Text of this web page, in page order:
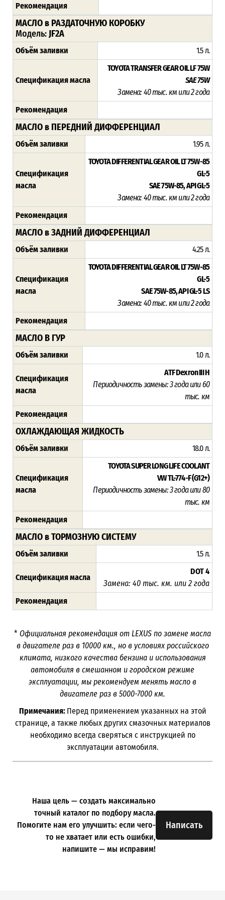
Рекомендация
МАСЛО в РАЗДАТОЧНУЮ КОРОБКУ
Модель: JF2A
Объём заливки 1.5 л.
Спецификация масла
TOYOTA TRANSFER GEAR OIL LF 75W
SAE 75W
Замена: 40 тыс. км или 2 года
Рекомендация
МАСЛО в ПЕРЕДНИЙ ДИФФЕРЕНЦИАЛ
Объём заливки 1.95 л.
Спецификация
масла
TOYOTA DIFFERENTIAL GEAR OIL LT 75W-85
GL-5
SAE 75W-85, API GL-5
Замена: 40 тыс. км или 2 года
Рекомендация
МАСЛО в ЗАДНИЙ ДИФФЕРЕНЦИАЛ
Объём заливки 4.25 л.
Спецификация
масла
TOYOTA DIFFERENTIAL GEAR OIL LT 75W-85
GL-5
SAE 75W-85, API GL-5 LS
Замена: 40 тыс. км или 2 года
Рекомендация
МАСЛО В ГУР
Объём заливки 1.0 л.
Спецификация
масла
ATF Dexron III H
Периодичность замены: 3 года или 60
тыс. км
Рекомендация
ОХЛАЖДАЮЩАЯ ЖИДКОСТЬ
Объём заливки 18.0 л.
Спецификация
масла
TOYOTA SUPER LONG LIFE COOLANT
VW TL-774-F (G12+)
Периодичность замены: 3 года или 80
тыс. км
Рекомендация
МАСЛО в ТОРМОЗНУЮ СИСТЕМУ
Объём заливки 1.5 л.
Спецификация масла
DOT 4
Замена: 40 тыс. км. или 2 года
Рекомендация
* Официальная рекомендация от LEXUS по замене масла
в двигателе раз в 10000 км., но в условиях российского
климата, низкого качества бензина и использования
автомобиля в смешанном и городском режиме
эксплуатации, мы рекомендуем менять масло в
двигателе раз в 5000-7000 км.
Примечания: Перед применением указанных на этой
странице, а также любых других смазочных материалов
необходимо всегда сверяться с инструкцией по
эксплуатации автомобиля.
Написать
Наша цель — создать максимально
точный каталог по подбору масла.
Помогите нам его улучшить: если чего-
то не хватает или есть ошибки,
напишите — мы исправим!